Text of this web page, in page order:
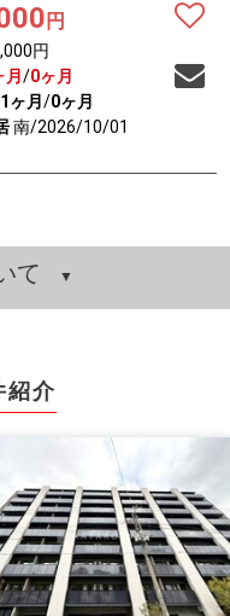
円
円
月 /0ヶ月
1ヶ月 /0ヶ月
南/2026/10/01
て
紹介